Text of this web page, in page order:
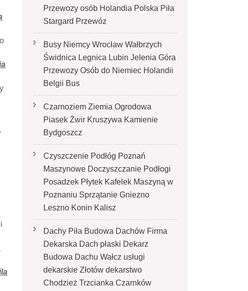
Przewozy osób Holandia Polska Piła
Stargard Przewóz
Busy Niemcy Wrocław Wałbrzych
Świdnica Legnica Lubin Jelenia Góra
Przewozy Osób do Niemiec Holandii
Belgii Bus
Czarnoziem Ziemia Ogrodowa
Piasek Żwir Kruszywa Kamienie
Bydgoszcz
Czyszczenie Podłóg Poznań
Maszynowe Doczyszczanie Podłogi
Posadzek Płytek Kafelek Maszyną w
Poznaniu Sprzątanie Gniezno
Leszno Konin Kalisz
Dachy Piła Budowa Dachów Firma
Dekarska Dach płaski Dekarz
Budowa Dachu Wałcz usługi
dekarskie Złotów dekarstwo
Chodzież Trzcianka Czarnków